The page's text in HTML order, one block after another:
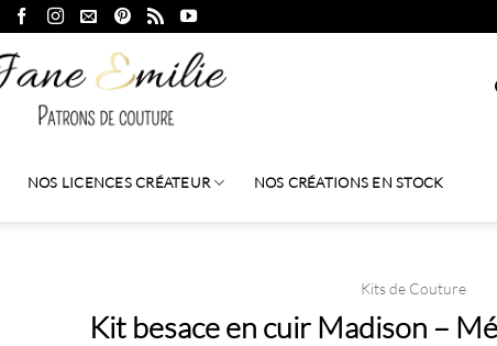
NOS LICENCES CRÉATEUR NOS CRÉATIONS EN STOCK
Kits de Couture
Kit besace en cuir Madison –